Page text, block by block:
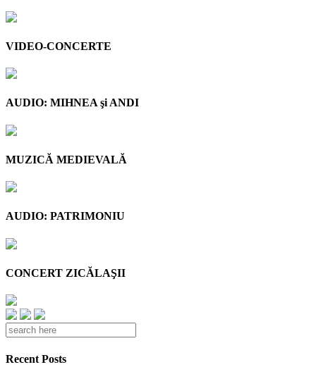
VIDEO-CONCERTE
AUDIO: MIHNEA şi ANDI
MUZICĂ MEDIEVALĂ
AUDIO: PATRIMONIU
CONCERT ZICĂLAŞII
Recent Posts